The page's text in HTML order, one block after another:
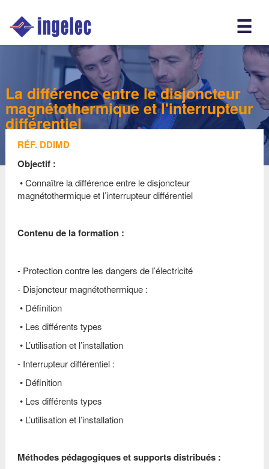
Main
navigation
Fr
☰
La différence entre le disjoncteur
magnétothermique et l'interrupteur
différentiel
RÉF. DDIMD
Objectif :
•Connaître la différence entre le disjoncteur
magnétothermique et l’interrupteur différentiel
Contenu de la formation :
- Protection contre les dangers de l’électricité
- Disjoncteur magnétothermique :
• Définition
• Les différents types
• L’utilisation et l’installation
- Interrupteur différentiel :
• Définition
• Les différents types
• L’utilisation et l’installation
Méthodes pédagogiques et supports distribués :